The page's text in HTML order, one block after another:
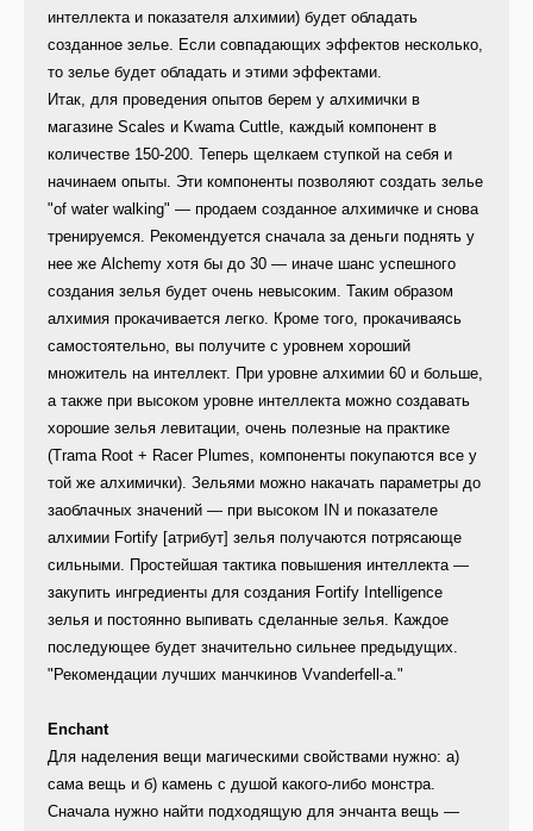
интеллекта и показателя алхимии) будет обладать
созданное зелье. Если совпадающих эффектов несколько,
то зелье будет обладать и этими эффектами.
Итак, для проведения опытов берем у алхимички в
магазине Scales и Kwama Cuttle, каждый компонент в
количестве 150-200. Теперь щелкаем ступкой на себя и
начинаем опыты. Эти компоненты позволяют создать зелье
"of water walking" — продаем созданное алхимичке и снова
тренируемся. Рекомендуется сначала за деньги поднять у
нее же Alchemy хотя бы до 30 — иначе шанс успешного
создания зелья будет очень невысоким. Таким образом
алхимия прокачивается легко. Кроме того, прокачиваясь
самостоятельно, вы получите с уровнем хороший
множитель на интеллект. При уровне алхимии 60 и больше,
а также при высоком уровне интеллекта можно создавать
хорошие зелья левитации, очень полезные на практике
(Trama Root + Racer Plumes, компоненты покупаются все у
той же алхимички). Зельями можно накачать параметры до
заоблачных значений — при высоком IN и показателе
алхимии Fortify [атрибут] зелья получаются потрясающе
сильными. Простейшая тактика повышения интеллекта —
закупить ингредиенты для создания Fortify Intelligence
зелья и постоянно выпивать сделанные зелья. Каждое
последующее будет значительно сильнее предыдущих.
"Рекомендации лучших манчкинов Vvanderfell-а."
Enchant
Для наделения вещи магическими свойствами нужно: а)
сама вещь и б) камень с душой какого-либо монстра.
Cначала нужно найти подходящую для энчанта вещь —